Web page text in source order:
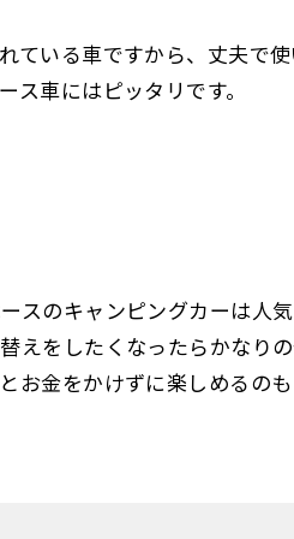
ている車ですから、丈夫で
車にはピッタリです。
スのキャンピングカーは人
えをしたくなったらかなり
お金をかけずに楽しめるの